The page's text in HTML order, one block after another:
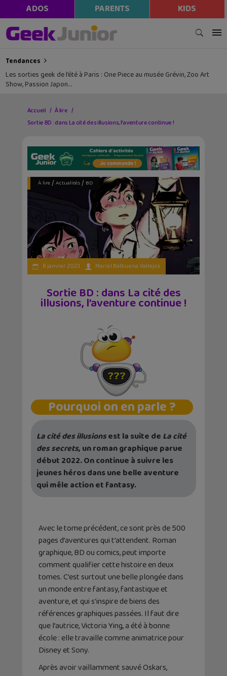
ADOS PARENTS KIDS
Tendances
Les sorties geek de l’été à Paris : One Piece au musée Grévin, Zoo Art
Show, Passion Japon…
Accueil
À lire
Sortie BD : dans La cité des illusions, l’aventure continue !
À lire/ Actualités/ BD
8 janvier 2023 Mariel Balbuena Vallejos
Sortie BD : dans La cité des
illusions, l’aventure continue !
Pourquoi on en parle ?
La cité des illusionsest la suite de La cité
des secrets, un roman graphique parue
début 2022. On continue à suivre les
jeunes héros dans une belle aventure
qui mêle action et fantasy.
Avec le tome précédent, ce sont près de 500
pages d’aventures qui t’attendent. Roman
graphique, BD ou comics, peut importe
comment qualifier cette histoire en deux
tomes. C’est surtout une belle plongée dans
un monde entre fantasy, fantastique et
aventure, et qui s’inspire de biens des
références graphiques passées. Il faut dire
que l’autrice, Victoria Ying, a été à bonne
école : elle travaille comme animatrice pour
Disney et Sony.
Après avoir vaillamment sauvé Oskars,